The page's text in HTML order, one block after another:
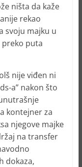
ništa da kaže
rekao
svoju majku u
preko puta
nije viđen ni
a” nakon što
kontejner za
njegove majke
na transfer
dokaza,